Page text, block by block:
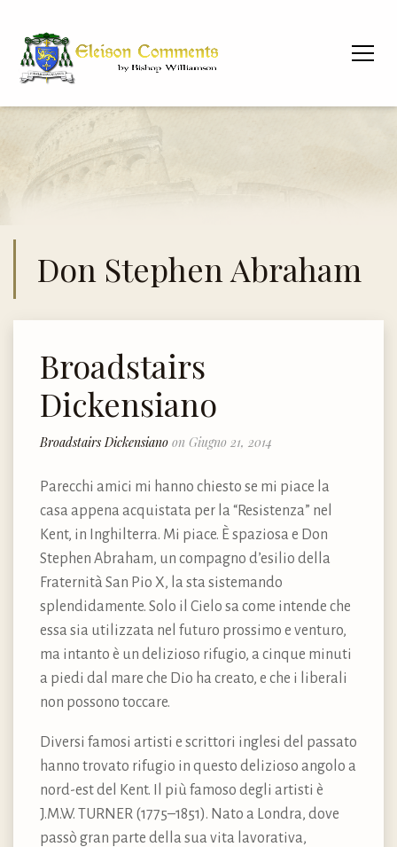
Don Stephen Abraham
Broadstairs
Dickensiano
Broadstairs Dickensiano on Giugno 21, 2014
Parecchi amici mi hanno chiesto se mi piace la
casa appena acquistata per la “Resistenza” nel
Kent, in Inghilterra. Mi piace. È spaziosa e Don
Stephen Abraham, un compagno d’esilio della
Fraternità San Pio X, la sta sistemando
splendidamente. Solo il Cielo sa come intende che
essa sia utilizzata nel futuro prossimo e venturo,
ma intanto è un delizioso rifugio, a cinque minuti
a piedi dal mare che Dio ha creato, e che i liberali
non possono toccare.
Diversi famosi artisti e scrittori inglesi del passato
hanno trovato rifugio in questo delizioso angolo a
nord-est del Kent. Il più famoso degli artisti è
J.M.W. TURNER (1775–1851). Nato a Londra, dove
passò gran parte della sua vita lavorativa,